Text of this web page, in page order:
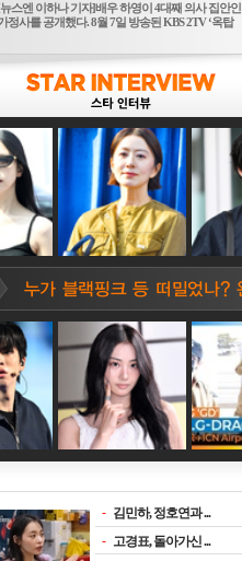
스엔 이하나 기자]배우 하영이 4대째 의사 집안인
정사를 공개했다. 8월 7일 방송된 KBS 2TV ‘옥탑
- 김민하, 정호연과 ...
- 고경표, 돌아가신 ...